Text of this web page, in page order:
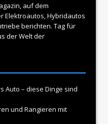
auf dem
Elektroautos, Hybridautos
berichten. Tag für
der Welt der
Auto – diese Dinge sind
und Rangieren mit